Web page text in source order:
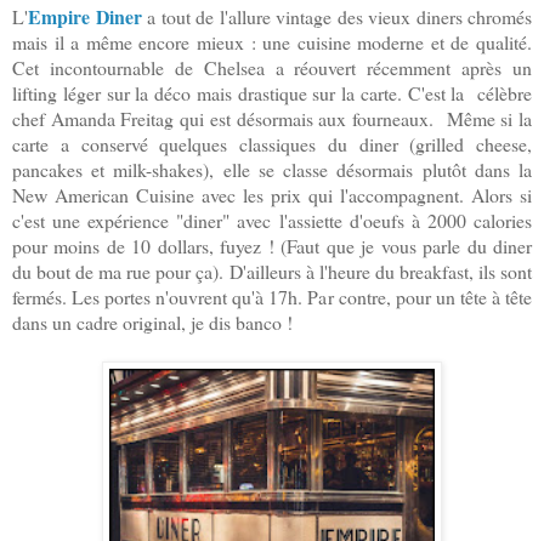
L'Empire Dinera tout de l'allure vintage des vieux diners chromés
mais il a même encore mieux : une cuisine moderne et de qualité.
Cet incontournable de Chelsea a réouvert récemment après un
lifting léger sur la déco mais drastique sur la carte. C'est la célèbre
chef Amanda Freitag qui est désormais aux fourneaux. Même si la
carte a conservé quelques classiques du diner (grilled cheese,
pancakes et milk-shakes), elle se classe désormais plutôt dans la
New American Cuisine avec les prix qui l'accompagnent. Alors si
c'est une expérience "diner" avec l'assiette d'oeufs à 2000 calories
pour moins de 10 dollars, fuyez ! (Faut que je vous parle du diner
du bout de ma rue pour ça). D'ailleurs à l'heure du breakfast, ils sont
fermés. Les portes n'ouvrent qu'à 17h. Par contre, pour un tête à tête
dans un cadre original, je dis banco !